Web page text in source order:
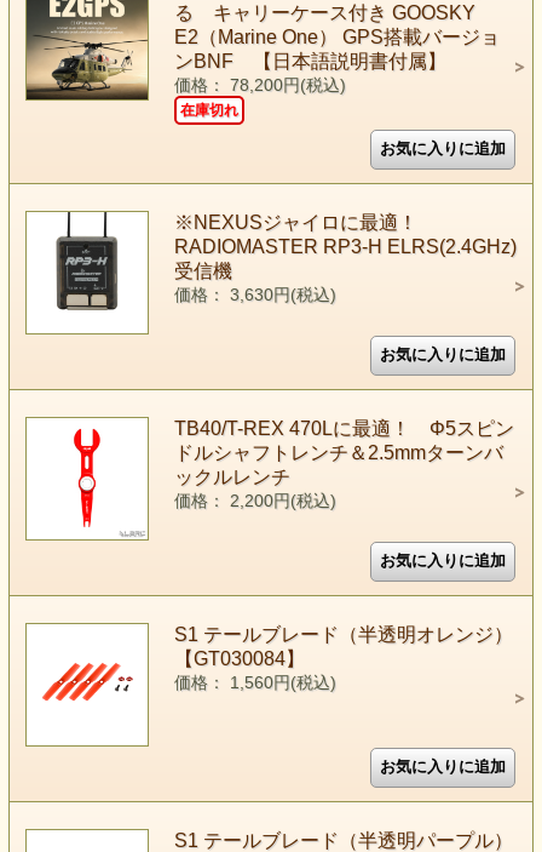
る キャリーケース付き GOOSKY
E2（Marine One） GPS搭載バージョ
ンBNF 【日本語説明書付属】
価格： 78,200円(税込)
在庫切れ
※NEXUSジャイロに最適！
RADIOMASTER RP3-H ELRS(2.4GHz)
受信機
価格： 3,630円(税込)
TB40/T-REX 470Lに最適！ Φ5スピン
ドルシャフトレンチ＆2.5mmターンバ
ックルレンチ
価格： 2,200円(税込)
S1 テールブレード（半透明オレンジ）
【GT030084】
価格： 1,560円(税込)
S1 テールブレード（半透明パープル）